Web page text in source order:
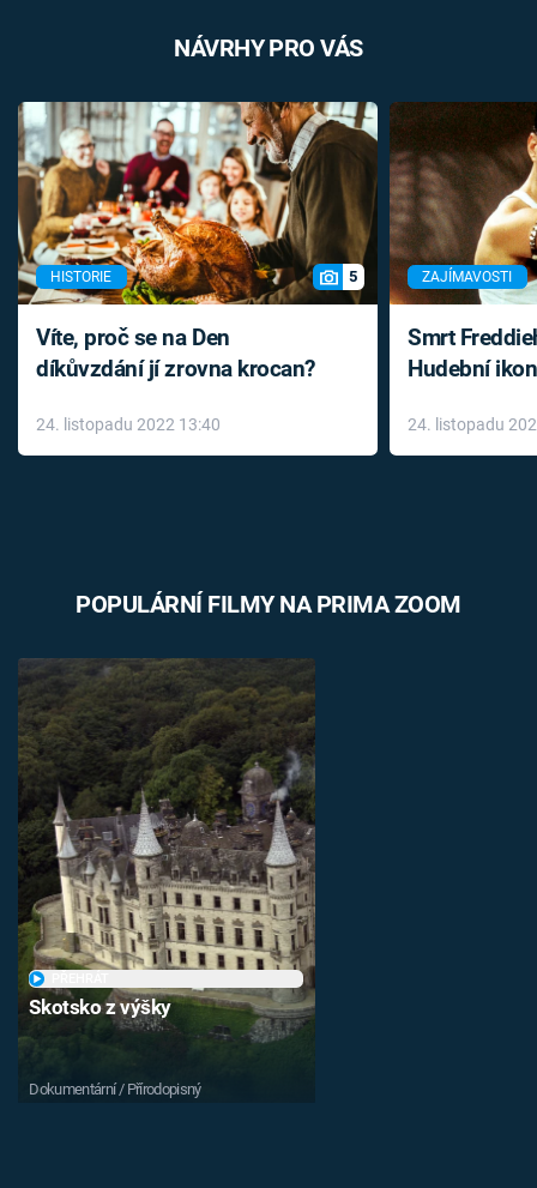
NÁVRHY PRO VÁS
HISTORIE 5
Víte, proč se na Den
díkůvzdání jí zrovna krocan?
24. listopadu 2022 13:40
ZAJÍMAVOSTI
Smrt
Hudební
léky
24. listopadu
POPULÁRNÍ FILMY NA PRIMA ZOOM
Skotsko z výšky
Dokumentární / Přírodopisný